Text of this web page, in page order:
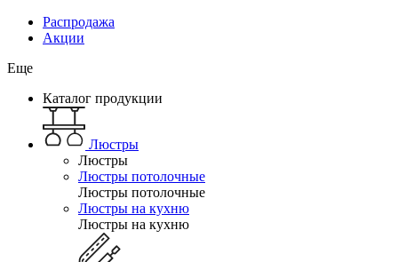
Распродажа
Акции
Еще
Каталог продукции
Люстры
Люстры
Люстры потолочные
Люстры потолочные
Люстры на кухню
Люстры на кухню